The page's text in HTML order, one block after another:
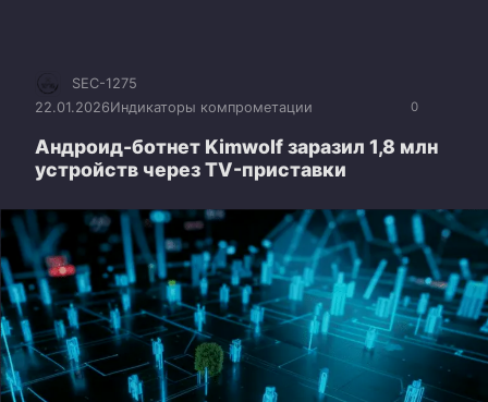
0
SEC-1275
22.01.2026Индикаторы компрометации
Андроид-ботнет Kimwolf заразил 1,8 млн
устройств через TV-приставки